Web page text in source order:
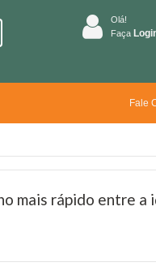
Olá!
Faça
Fale
mais rápido entre a